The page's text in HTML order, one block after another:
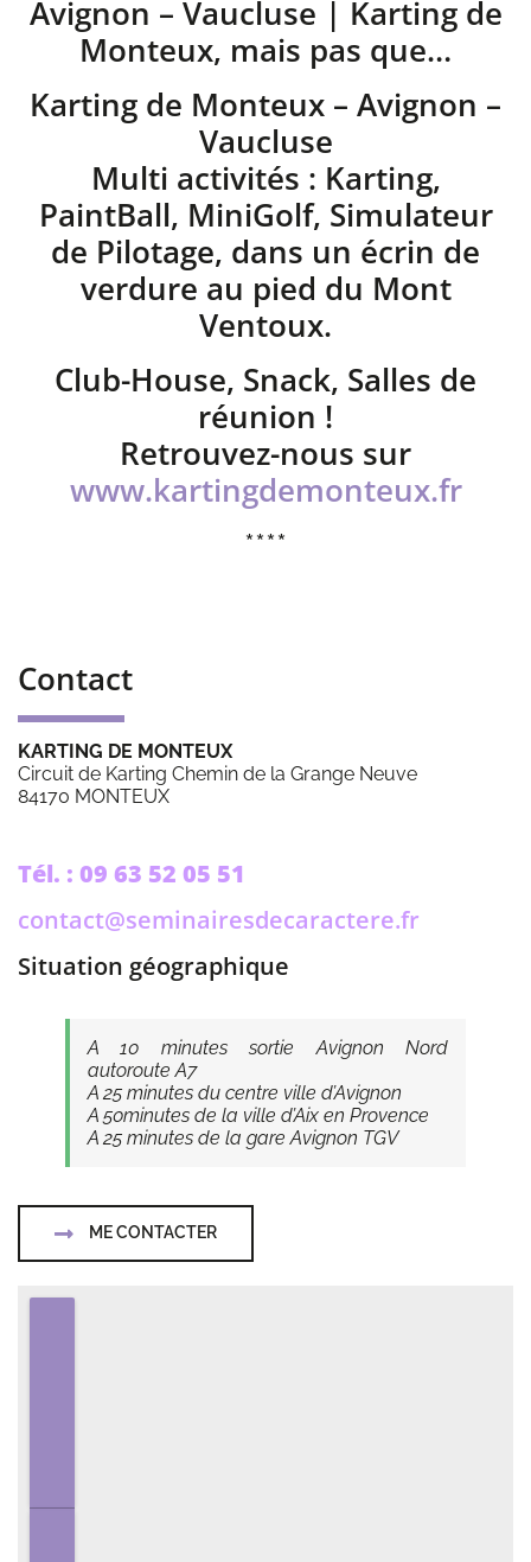
Avignon – Vaucluse | Karting de
Monteux, mais pas que…
Karting de Monteux – Avignon –
Vaucluse
Multi activités : Karting,
PaintBall, MiniGolf, Simulateur
de Pilotage, dans un écrin de
verdure au pied du Mont
Ventoux.
Club-House, Snack, Salles de
réunion !
Retrouvez-nous sur
www.kartingdemonteux.fr
****
Contact
KARTING DE MONTEUX
Circuit de Karting Chemin de la Grange Neuve
84170 MONTEUX
Tél. : 09 63 52 05 51
contact@seminairesdecaractere.fr
Situation géographique
A 10 minutes sortie Avignon Nord
autoroute A7
A 25 minutes du centre ville d’Avignon
A 50minutes de la ville d’Aix en Provence
A 25 minutes de la gare Avignon TGV
ME CONTACTER